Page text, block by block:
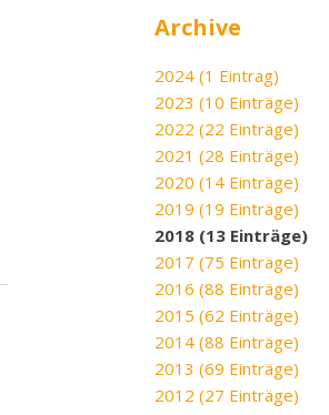
Archive
2024 (1 Eintrag)
2023 (10 Einträge)
2022 (22 Einträge)
2021 (28 Einträge)
2020 (14 Einträge)
2019 (19 Einträge)
2018 (13 Einträge)
2017 (75 Einträge)
2016 (88 Einträge)
2015 (62 Einträge)
2014 (88 Einträge)
2013 (69 Einträge)
2012 (27 Einträge)